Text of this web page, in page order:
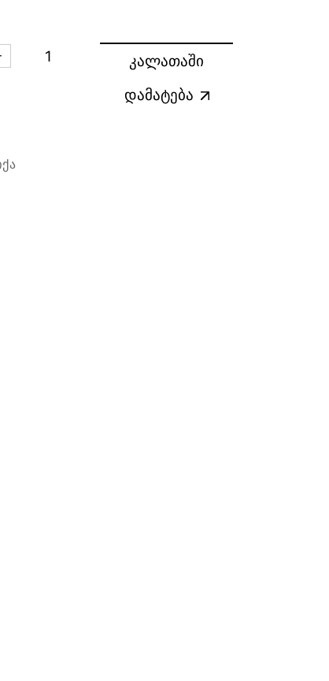
ჭიქა COPITA 130 მლ. (6 ცალი) quantity
კალათაში
დამატება